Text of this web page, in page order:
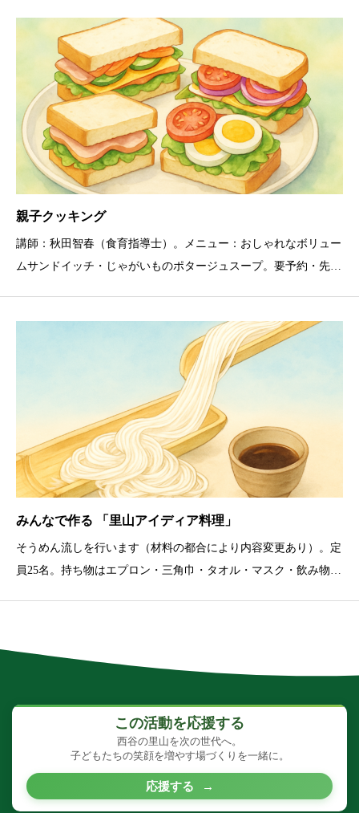
親子クッキング
講師：秋田智春（食育指導士）。メニュー：おしゃれなボリュー
ムサンドイッチ・じゃがいものポタージュスープ。要予約・先着
みんなで作る 「里山アイディア料理」
そうめん流しを行います（材料の都合により内容変更あり）。定
員25名。持ち物はエプロン・三角巾・タオル・マスク・飲み物
この活動を応援する
西谷の里山を次の世代へ。
子どもたちの笑顔を増やす場づくりを一緒に。
応援する →